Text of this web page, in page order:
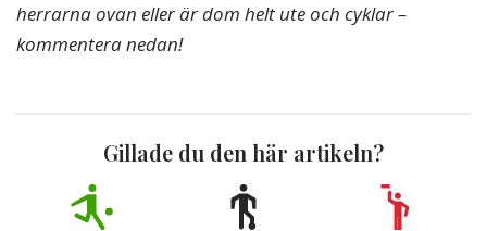
herrarna ovan eller är dom helt ute och cyklar –
kommentera nedan!
Gillade du den här artikeln?